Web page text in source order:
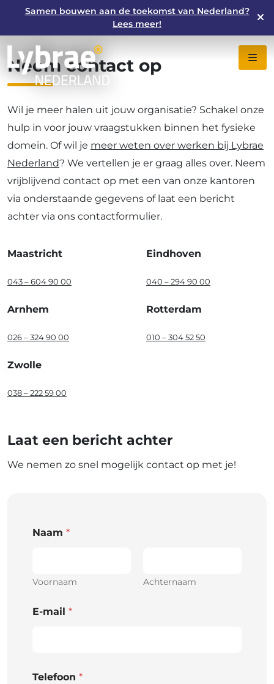
Samen bouwen aan de toekomst van Nederland?
Lees meer!
Neem contact op
Wil je meer halen uit jouw organisatie? Schakel onze
hulp in voor jouw vraagstukken binnen het fysieke
domein. Of wil je meer weten over werken bij Lybrae
Nederland? We vertellen je er graag alles over. Neem
vrijblijvend contact op met een van onze kantoren
via onderstaande gegevens of laat een bericht
achter via ons contactformulier.
Maastricht
043 – 604 90 00
Eindhoven
040 – 294 90 00
Arnhem
026 – 324 90 00
Rotterdam
010 – 304 52 50
Zwolle
038 – 222 59 00
Laat een bericht achter
We nemen zo snel mogelijk contact op met je!
Naam *
Voornaam Achternaam
E-mail *
Telefoon *